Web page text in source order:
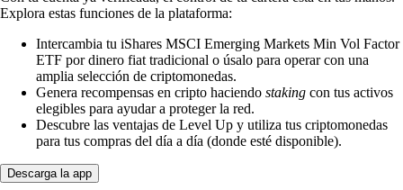
Explora estas funciones de la plataforma:
Intercambia tu iShares MSCI Emerging Markets Min Vol Factor
ETF por dinero fiat tradicional o úsalo para operar con una
amplia selección de criptomonedas.
Genera recompensas en cripto haciendo staking con tus activos
elegibles para ayudar a proteger la red.
Descubre las ventajas de Level Up y utiliza tus criptomonedas
para tus compras del día a día (donde esté disponible).
Descarga la app